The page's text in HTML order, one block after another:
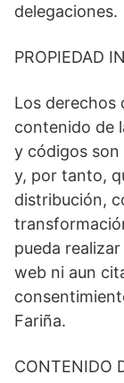
delegaciones.
PROPIEDAD
Los derechos
contenido de
y códigos
y, por tanto,
distribución,
pueda
web ni aun
Fariña.
CONTENIDO